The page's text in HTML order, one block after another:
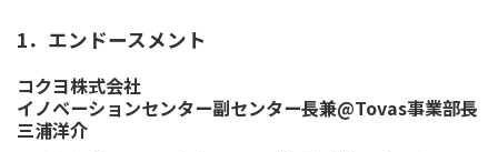
1．エンドースメント
コクヨ株式会社
イノベーションセンター副センター長兼@Tovas事業部長
三浦洋介